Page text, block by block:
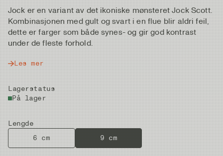
Jock er en variant av det ikoniske mønsteret Jock Scott.
Kombinasjonen med gult og svart i en flue blir aldri feil,
dette er farger som både synes- og gir god kontrast
under de fleste forhold.
Les mer
Lagerstatus
På lager
Lengde
6 cm
9 cm